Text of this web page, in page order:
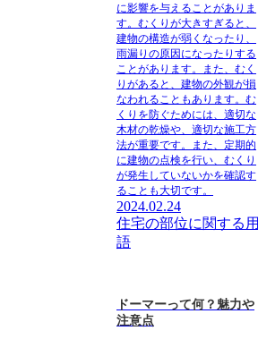
に影響を与えることがありま
す。むくりが大きすぎると、
建物の構造が弱くなったり、
雨漏りの原因になったりする
ことがあります。また、むく
りがあると、建物の外観が損
なわれることもあります。む
くりを防ぐためには、適切な
木材の乾燥や、適切な施工方
法が重要です。また、定期的
に建物の点検を行い、むくり
が発生していないかを確認す
ることも大切です。
2024.02.24
住宅の部位に関する用
語
ドーマーって何？魅力や
注意点